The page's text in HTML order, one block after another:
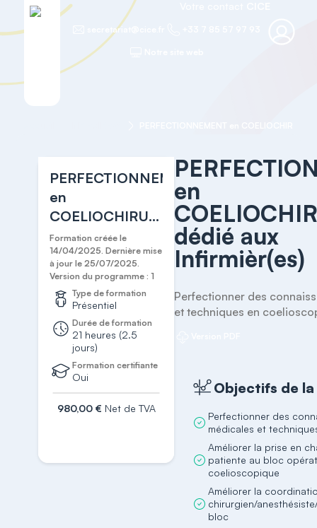
secretariat@cice.fr
PERFECTIONNEMENT
en
COELIOCHIRURGIE
dédié aux
Infirmièr(es)
Formation créée le
14/04/2025. Dernière mise
à jour le 25/07/2025.
Version du programme : 1
Type de formation
Présentiel
Durée de formation
21 heures (2.5
jours)
Formation certifiante
Oui
980,00 € Net de TVA
en
dédié aux
Infirmièr(es)
Perfectionner des
et techniques en
Objectifs de
Perfectionner des
médicales et
Améliorer la prise en
patiente au bloc
coelioscopique
Améliorer la
chirurgien/
bloc